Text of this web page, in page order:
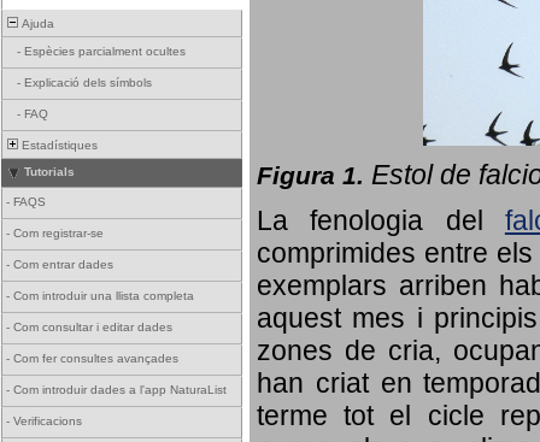
Ajuda
- Espècies parcialment ocultes
- Explicació dels símbols
- FAQ
Estadístiques
Tutorials
- FAQS
- Com registrar-se
- Com entrar dades
- Com introduir una llista completa
- Com consultar i editar dades
- Com fer consultes avançades
- Com introduir dades a l'app NaturaList
- Verificacions
Figura 1. Estol de
La fenologia del
comprimides entre
exemplars arriben
aquest mes i
zones de cria,
han criat en
terme tot el cicle